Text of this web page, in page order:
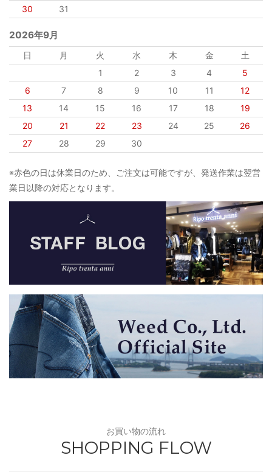
30
31
2026年9月
日 月 火 水 木 金
土
1
2 3 4
5
6
7 8 9 10 11
12
13
14 15 16 17 18
19
20
21 22 23 24 25
26
27
28 29 30
※赤色の日は休業日のため、ご注文は可能ですが、発送作業は翌営
業日以降の対応となります。
お買い物の流れ
SHOPPING FLOW